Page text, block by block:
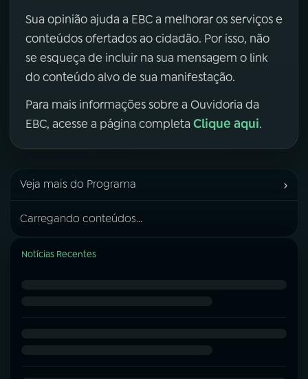
Sua opinião ajuda a EBC a melhorar os serviços e
conteúdos ofertados ao cidadão. Por isso, não
se esqueça de incluir na sua mensagem o link
do conteúdo alvo de sua manifestação.
Para mais informações sobre a Ouvidoria da
EBC, acesse a página completa Clique aqui.
Veja mais do Programa ›
Carregando conteúdos...
Notícias Recentes